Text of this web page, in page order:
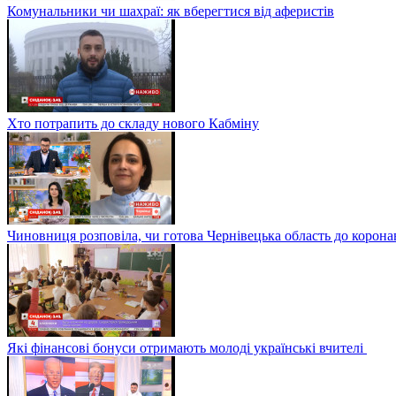
Комунальники чи шахраї: як вберегтися від аферистів
Хто потрапить до складу нового Кабміну
Чиновниця розповіла, чи готова Чернівецька область до
Які фінансові бонуси отримають молоді українські вчителі